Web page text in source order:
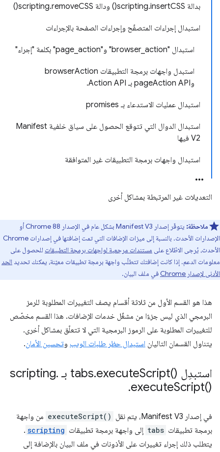
بدالة scripting.insertCSS() ودالة scripting.removeCSS()
استبدال إجراءات المتصفّح وإجراءات الصفحة بالإجراءات
استبدال "browser_action" و"page_action" بكلمة "إجراء"
استبدل واجهات برمجة التطبيقات browserAction
وpageAction API بـ Action API.
استبدال عمليات الاستدعاء بـ promises
استبدال الدوال التي تتوقع الحصول على سياق خلفية Manifest
V2 فيها
استبدال واجهات برمجة التطبيقات غير المتوافقة
التعديلات غير المرتبطة بمشاكل أخرى
ملاحظة:
يتوفّر إصدار Manifest V3 بشكل عام في الإصدار Chrome 88 أو
الإصدارات الأحدث. بالنسبة إلى ميزات الإضافات التي تمت إضافتها في إصدارات Chrome
الأحدث، يُرجى الاطّلاع على مستندات مرجعية لواجهات برمجة التطبيقات للحصول على
معلومات الدعم. إذا كانت إضافتك تتطلّب واجهة برمجة تطبيقات معيّنة، يمكنك تحديد الحد
الأدنى لإصدار Chrome
في ملف البيان.
هذا هو القسم الأول من ثلاثة أقسام يصف التغييرات المطلوبة للرمز
البرمجي الذي ليس جزءًا من مشغّل خدمات الإضافات. هذا القسم مخصّص
للتغييرات المطلوبة على الرموز البرمجية التي لا تتعلّق بمشاكل أخرى.
يتناول القسمان التاليان استبدال حظر طلبات الويب وتحسين الأمان.
استبدِل tabs .executeScript()‎ بـ scripting
.
executeScript()‎
.
في إصدار Manifest V3، يتم نقل executeScript() من واجهة
برمجة تطبيقات tabs إلى واجهة برمجة تطبيقات scripting
.
يتطلب ذلك إجراء تغييرات على الأذونات في ملف البيان بالإضافة إلى